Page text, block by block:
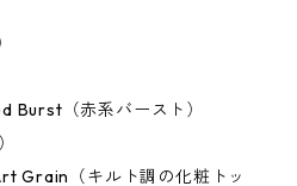
Burst（赤系バースト）
Grain（キルト調の化粧トッ